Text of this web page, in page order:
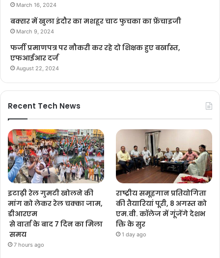
March 16, 2024
बक्सर में खुला इंदौर का मशहूर चाट फुचका का फ्रेंचाइजी
March 9, 2024
फर्जी प्रमाणपत्र पर नौकरी कर रहे दो शिक्षक हुए बर्खास्त,
एफआईआर दर्ज
August 22, 2024
Recent Tech News
इटाढ़ी रेल गुमटी खोलने की
मांग को लेकर रेल चक्का जाम,
डीआरएम
से वार्ता के बाद 7 दिन का मिला
समय
7 hours ago
राष्ट्रीय समूहगान प्रतियोगिता
की तैयारियां पूरी, 8 अगस्त को
एम.वी. कॉलेज में गूंजेंगे देशभ
क्ति के सुर
1 day ago